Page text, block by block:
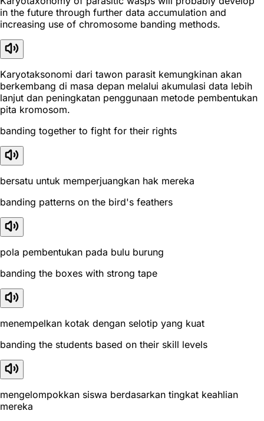
in the future through further data accumulation and
increasing use of chromosome banding methods.
Karyotaksonomi dari tawon parasit kemungkinan akan
berkembang di masa depan melalui akumulasi data lebih
lanjut dan peningkatan penggunaan metode pembentukan
pita kromosom.
banding together to fight for their rights
bersatu untuk memperjuangkan hak mereka
banding patterns on the bird's feathers
pola pembentukan pada bulu burung
banding the boxes with strong tape
menempelkan kotak dengan selotip yang kuat
banding the students based on their skill levels
mengelompokkan siswa berdasarkan tingkat keahlian
mereka